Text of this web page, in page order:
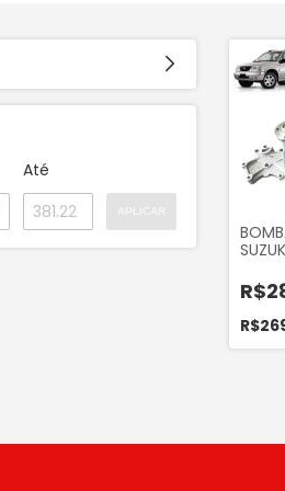
Até
1998
16V